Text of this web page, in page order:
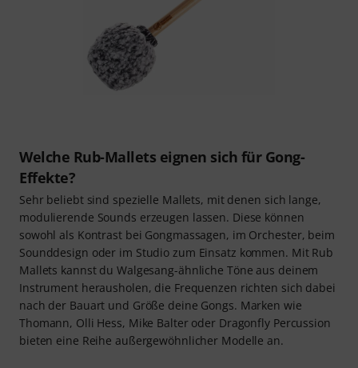
Welche Rub-Mallets eignen sich für Gong-
Effekte?
Sehr beliebt sind spezielle Mallets, mit denen sich lange,
modulierende Sounds erzeugen lassen. Diese können
sowohl als Kontrast bei Gongmassagen, im Orchester, beim
Sounddesign oder im Studio zum Einsatz kommen. Mit Rub
Mallets kannst du Walgesang-ähnliche Töne aus deinem
Instrument herausholen, die Frequenzen richten sich dabei
nach der Bauart und Größe deine Gongs. Marken wie
Thomann, Olli Hess, Mike Balter oder Dragonfly Percussion
bieten eine Reihe außergewöhnlicher Modelle an.